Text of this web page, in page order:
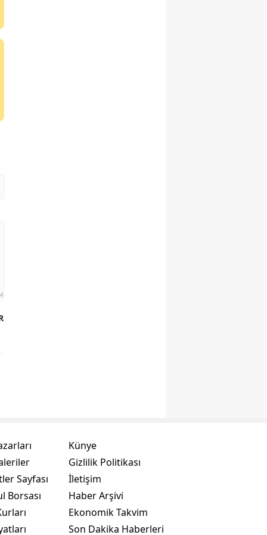
Sayfası
Borsası
Künye
Gizlilik Politikası
İletişim
Haber Arşivi
Ekonomik Takvim
Son Dakika Haberleri